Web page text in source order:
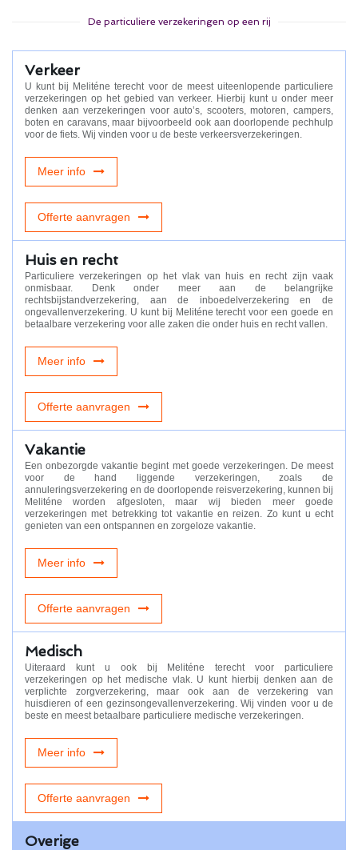
De particuliere verzekeringen op een rij
Verkeer
U kunt bij Meliténe terecht voor de meest uiteenlopende particuliere
verzekeringen op het gebied van verkeer. Hierbij kunt u onder meer
denken aan verzekeringen voor auto’s, scooters, motoren, campers,
boten en caravans, maar bijvoorbeeld ook aan doorlopende pechhulp
voor de fiets. Wij vinden voor u de beste verkeersverzekeringen.
Meer info
Offerte aanvragen
Huis en recht
Particuliere verzekeringen op het vlak van huis en recht zijn vaak
onmisbaar. Denk onder meer aan de belangrijke
rechtsbijstandverzekering, aan de inboedelverzekering en de
ongevallenverzekering. U kunt bij Meliténe terecht voor een goede en
betaalbare verzekering voor alle zaken die onder huis en recht vallen.
Meer info
Offerte aanvragen
Vakantie
Een onbezorgde vakantie begint met goede verzekeringen. De meest
voor de hand liggende verzekeringen, zoals de
annuleringsverzekering en de doorlopende reisverzekering, kunnen bij
Meliténe worden afgesloten, maar wij bieden meer goede
verzekeringen met betrekking tot vakantie en reizen. Zo kunt u echt
genieten van een ontspannen en zorgeloze vakantie.
Meer info
Offerte aanvragen
Medisch
Uiteraard kunt u ook bij Meliténe terecht voor particuliere
verzekeringen op het medische vlak. U kunt hierbij denken aan de
verplichte zorgverzekering, maar ook aan de verzekering van
huisdieren of een gezinsongevallenverzekering. Wij vinden voor u de
beste en meest betaalbare particuliere medische verzekeringen.
Meer info
Offerte aanvragen
Overige